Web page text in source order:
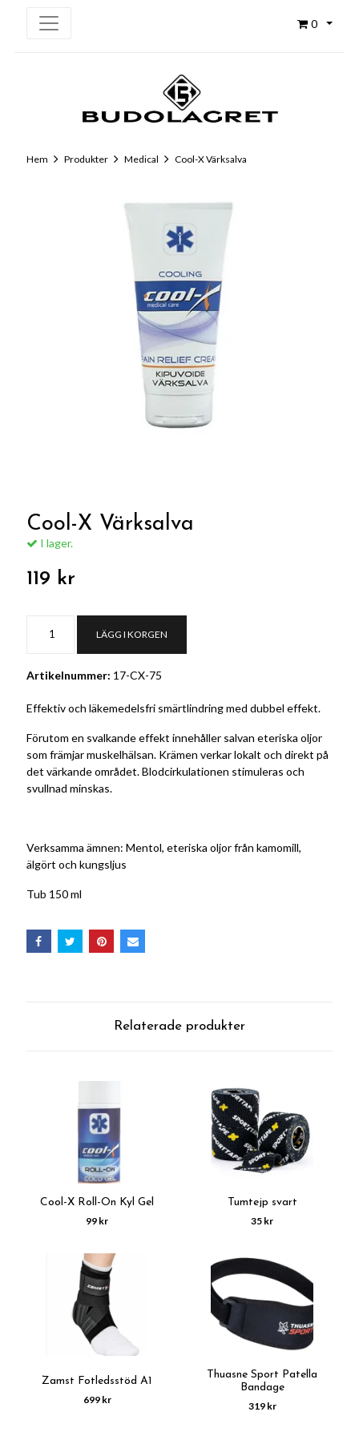
0
Hem Produkter Medical Cool-X Värksalva
Cool-X Värksalva
I lager.
119 kr
LÄGG I KORGEN
Artikelnummer: 17-CX-75
Effektiv och läkemedelsfri smärtlindring med dubbel effekt.
Förutom en svalkande effekt innehåller salvan eteriska oljor
som främjar muskelhälsan. Krämen verkar lokalt och direkt på
det värkande området. Blodcirkulationen stimuleras och
svullnad minskas.
Verksamma ämnen: Mentol, eteriska oljor från kamomill,
älgört och kungsljus
Tub 150 ml
Relaterade produkter
Cool-X Roll-On Kyl Gel
99 kr
Tumtejp svart
35 kr
Zamst Fotledsstöd A1
699 kr
Thuasne Sport Patella
Bandage
319 kr